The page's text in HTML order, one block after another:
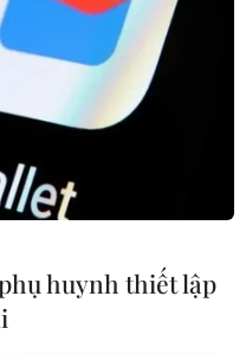
dự
Thànhhuynh thiết lập